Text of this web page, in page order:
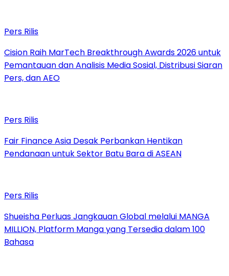
Pers Rilis
Cision Raih MarTech Breakthrough Awards 2026 untuk
Pemantauan dan Analisis Media Sosial, Distribusi Siaran
Pers, dan AEO
Pers Rilis
Fair Finance Asia Desak Perbankan Hentikan
Pendanaan untuk Sektor Batu Bara di ASEAN
Pers Rilis
Shueisha Perluas Jangkauan Global melalui MANGA
MILLION, Platform Manga yang Tersedia dalam 100
Bahasa